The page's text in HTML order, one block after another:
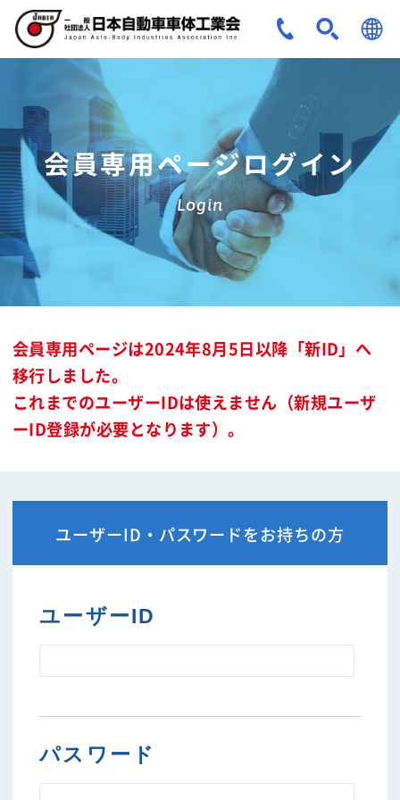
ENG
会員専用ページログイン
Login
会員専用ページは2024年8月5日以降「新ID」へ
移行しました。
これまでのユーザーIDは使えません（新規ユーザ
ーID登録が必要となります）。
ユーザーID・パスワードをお持ちの方
ユーザーID
パスワード